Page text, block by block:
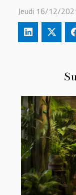
Jeudi 16/12/